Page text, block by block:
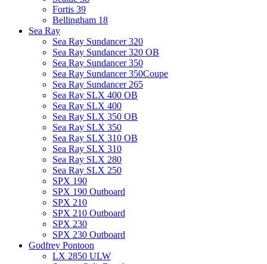
Fortis 39
Bellingham 18
Sea Ray
Sea Ray Sundancer 320
Sea Ray Sundancer 320 OB
Sea Ray Sundancer 350
Sea Ray Sundancer 350Coupe
Sea Ray Sundancer 265
Sea Ray SLX 400 OB
Sea Ray SLX 400
Sea Ray SLX 350 OB
Sea Ray SLX 350
Sea Ray SLX 310 OB
Sea Ray SLX 310
Sea Ray SLX 280
Sea Ray SLX 250
SPX 190
SPX 190 Outboard
SPX 210
SPX 210 Outboard
SPX 230
SPX 230 Outboard
Godfrey Pontoon
LX 2850 ULW